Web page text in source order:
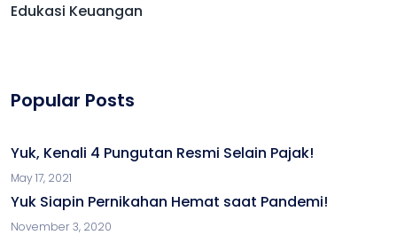
Edukasi Keuangan
Popular Posts
Yuk, Kenali 4 Pungutan Resmi Selain Pajak!
May 17, 2021
Yuk Siapin Pernikahan Hemat saat Pandemi!
November 3, 2020